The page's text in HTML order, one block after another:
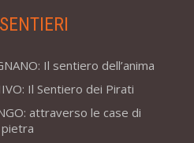
Il sentiero dell’anima
Il Sentiero dei Pirati
attraverso le case di
pietra